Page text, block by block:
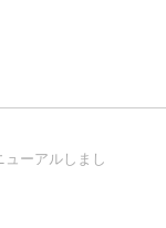
ューアルしまし